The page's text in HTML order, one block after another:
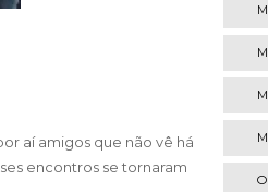
aí amigos que não vê há
encontros se tornaram